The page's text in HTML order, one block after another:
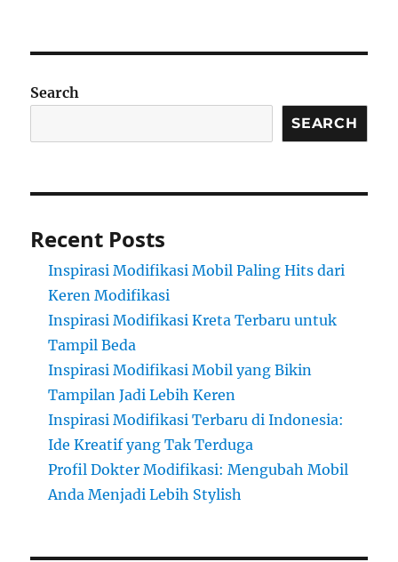
Search
SEARCH
Recent Posts
Inspirasi Modifikasi Mobil Paling Hits dari
Keren Modifikasi
Inspirasi Modifikasi Kreta Terbaru untuk
Tampil Beda
Inspirasi Modifikasi Mobil yang Bikin
Tampilan Jadi Lebih Keren
Inspirasi Modifikasi Terbaru di Indonesia:
Ide Kreatif yang Tak Terduga
Profil Dokter Modifikasi: Mengubah Mobil
Anda Menjadi Lebih Stylish